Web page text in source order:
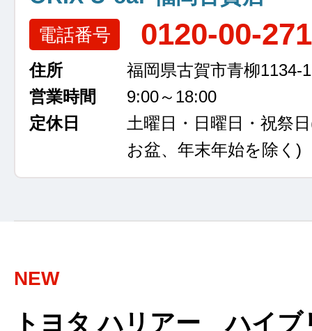
電話番号 0120-00-
住所
福岡県古賀市青柳1134-1
営業時間
9:00～18:00
定休日
土曜日・日曜日・祝祭日
お盆、年末年始を除く)
NEW
トヨタ ハリアー ハイブ